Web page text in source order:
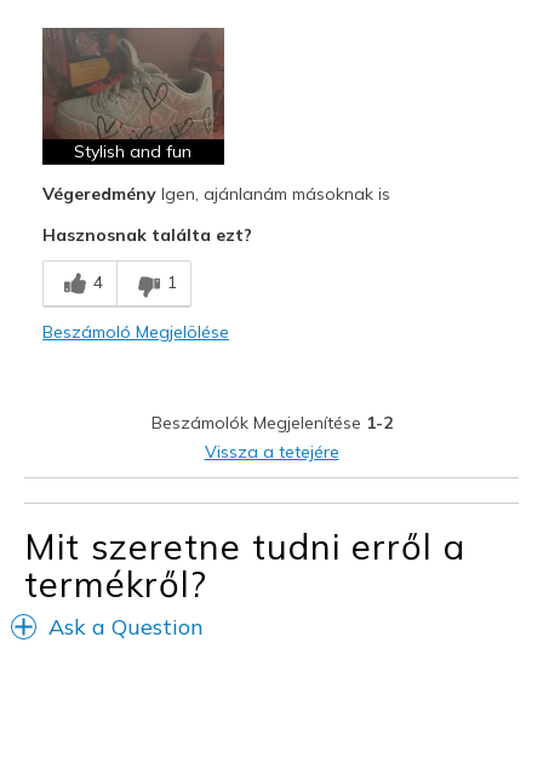
Attractive Design
Breathe Well
Comfortable
Stylish
Legjobb használat
Casual Wear
Going Out
Width
Feels true to width
Sizing
Feels true to size
View On Shoes
Shoes are for Wearing
Stylish and fun
VégeredményIgen, ajánlanám másoknak is
Hasznosnak találta ezt?
4 1
Beszámoló Megjelölése
Beszámolók Megjelenítése 1-2
Vissza a tetejére
Mit szeretne tudni erről a
termékről?
Ask a Question